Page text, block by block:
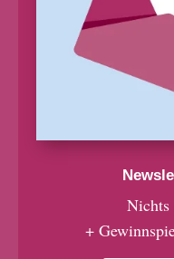
Nichts
+